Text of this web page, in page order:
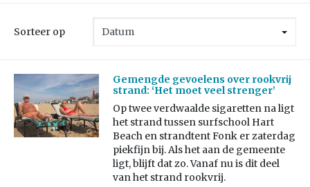
Sorteer op
Gemengde gevoelens over rookvrij
strand: ‘Het moet veel strenger’
Op twee verdwaalde sigaretten na ligt
het strand tussen surfschool Hart
Beach en strandtent Fonk er zaterdag
piekfijn bij. Als het aan de gemeente
ligt, blijft dat zo. Vanaf nu is dit deel
van het strand rookvrij.